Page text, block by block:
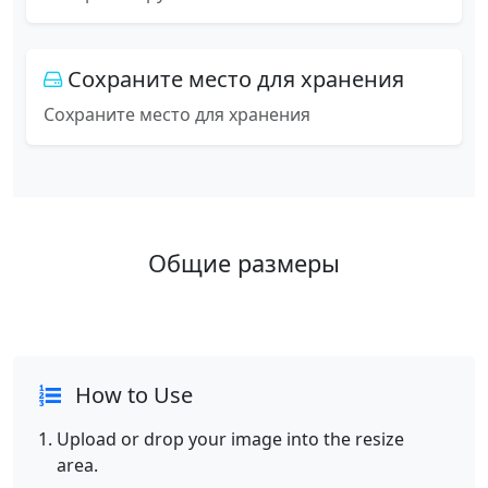
Сохраните место для хранения
Сохраните место для хранения
Общие размеры
How to Use
Upload or drop your image into the resize
area.